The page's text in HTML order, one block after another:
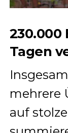
230.000
Tagen
mehrere
auf stolze